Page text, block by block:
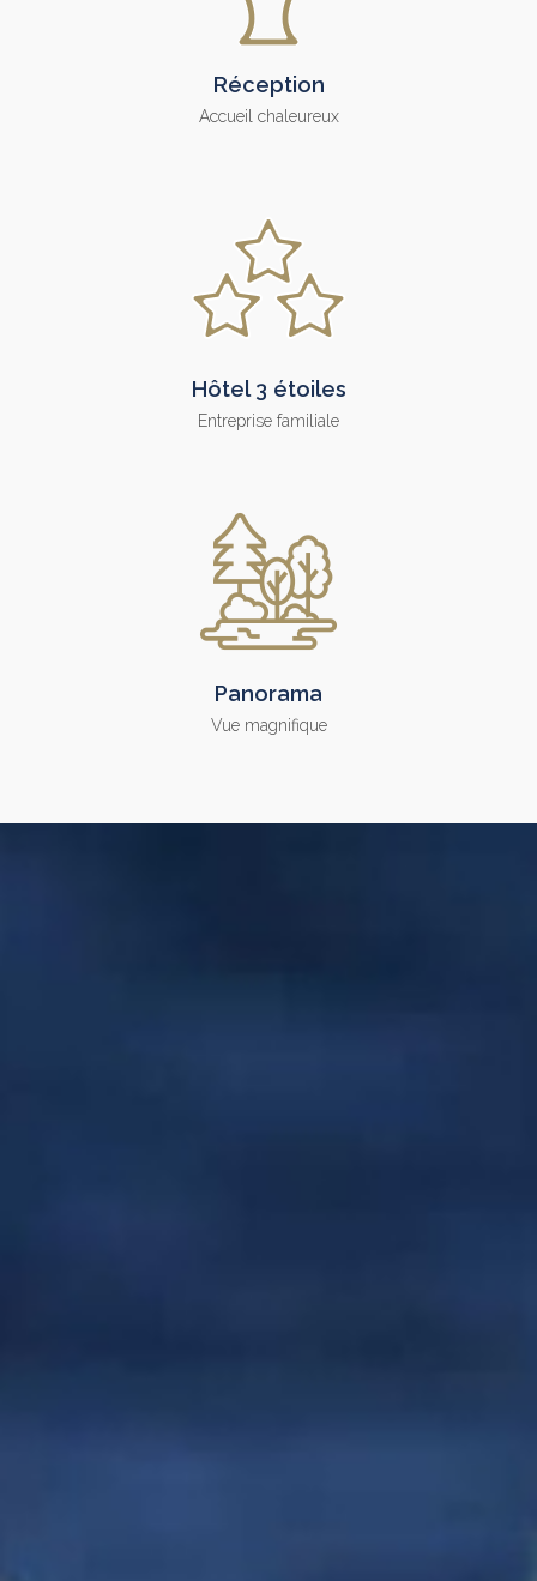
Réception
Accueil chaleureux
Hôtel 3 étoiles
Entreprise familiale
Panorama
Vue magnifique